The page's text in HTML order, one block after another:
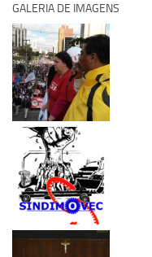
GALERIA DE IMAGENS